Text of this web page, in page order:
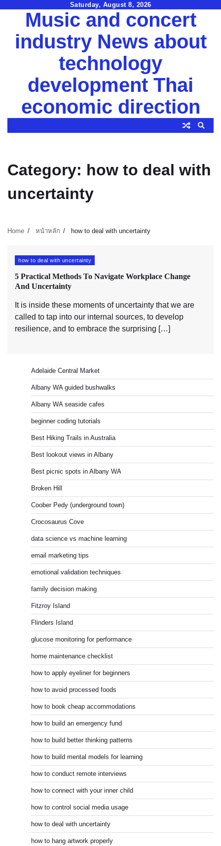
Saturday, August 8, 2026
Music and concert
industry News about
technology
development Thai
economic direction
Category: how to deal with
uncertainty
Home หน้าหลัก how to deal with uncertainty
how to deal with uncertainty
5 Practical Methods To Navigate Workplace Change
And Uncertainty
It is inside these moments of uncertainty that we are
called to tap into our internal sources, to develop
resilience, and to embrace the surprising […]
Adelaide Central Market
Albany WA guided bushwalks
Albany WA seaside cafes
beginner coding tutorials
Best Hiking Trails in Australia
Best lookout views in Albany
Best picnic spots in Albany WA
Broken Hill
Coober Pedy (underground town)
Crocosaurus Cove
data science vs machine learning
email marketing tips
emotional validation techniques
family decision making
Fitzroy Island
Flinders Island
glucose monitoring for performance
home maintenance checklist
how to apply eyeliner for beginners
how to avoid processed foods
how to book cheap accommodations
how to build an emergency fund
how to build better thinking patterns
how to build mental models for learning
how to conduct remote interviews
how to connect with your inner child
how to control social media usage
how to deal with uncertainty
how to hang artwork properly